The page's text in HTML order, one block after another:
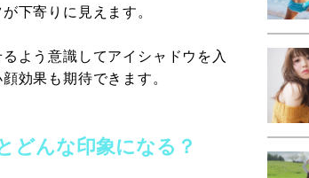
下寄りに見えます。
よう意識してアイシャドウを入
効果も期待できます。
どんな印象になる？